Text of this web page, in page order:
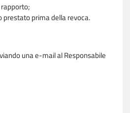
prima della revoca.
una e-mail al Responsabile